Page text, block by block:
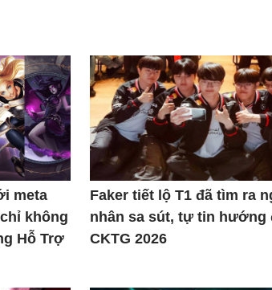
meta
không
Hỗ Trợ
Faker tiết lộ T1 đã tìm ra
nhân sa sút, tự tin hướng
CKTG 2026